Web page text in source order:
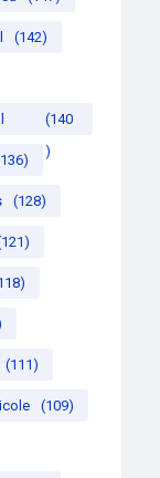
(142)
(140
)
(128)
(111)
(109)